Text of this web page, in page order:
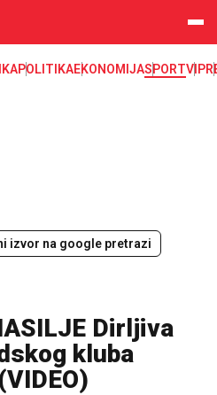
POLITIKAEKONOMIJASPORTVIP
izvor na google pretrazi
Dirljiva
kluba